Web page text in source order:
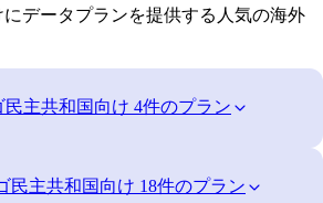
データプランを提供する人気の海外
民主共和国向け 4件のプラン
民主共和国向け 18件のプラン